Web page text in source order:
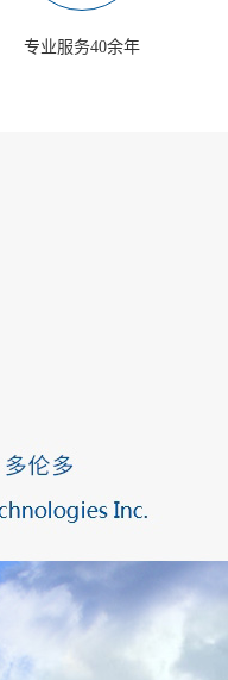
专业服务40余年